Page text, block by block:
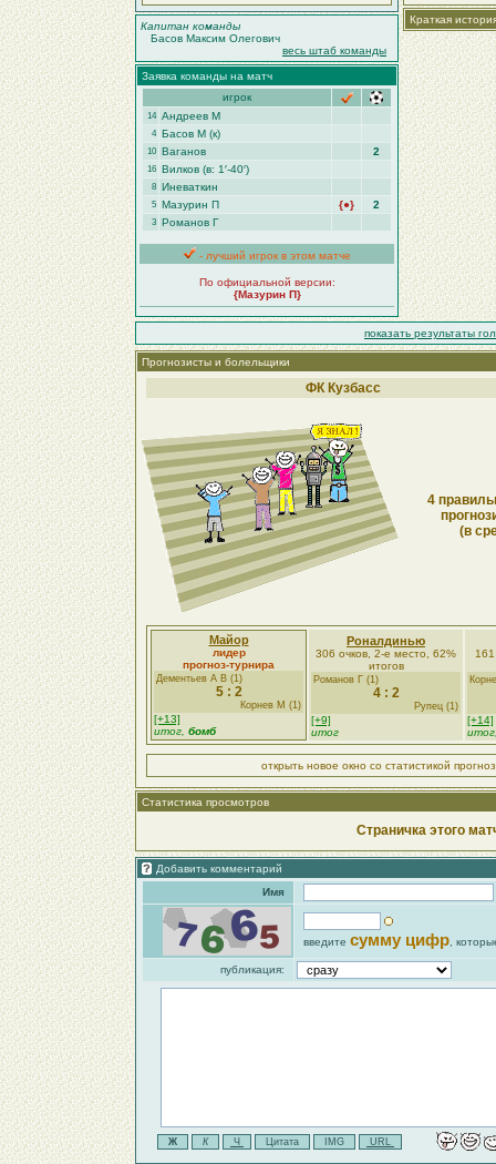
Капитан команды
Басов Максим Олегович
весь штаб команды
Заявка команды на матч
игрок
14 Андреев М
4 Басов М (к)
10 Ваганов 2
16 Вилков (в: 1′-40′)
8 Иневаткин
5 Мазурин П {●} 2
3 Романов Г
- лучший игрок в этом матче
По официальной версии:
{Мазурин П}
Краткая
показать результаты
Прогнозисты и болельщики
ФК Кузбасс
4
(в
Майор
лидер
прогноз-турнира
Дементьев А В (1)
5 : 2
Корнев М (1)
[+13]
итог, бомб
Роналдинью
306 очков, 2-е место, 62%
итогов
Романов Г (1)
4 : 2
Рупец (1)
[+9]
итог
[+14]
открыть новое окно со статистикой
Статистика просмотров
Страничка этого
Добавить комментарий
Имя
введите сумму цифр ,
публикация: